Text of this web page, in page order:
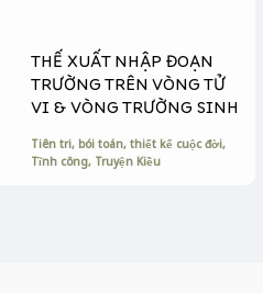
THẾ XUẤT NHẬP ĐOẠN
TRƯỜNG TRÊN VÒNG TỬ
VI & VÒNG TRƯỜNG SINH
Tiên tri, bói toán, thiết kế cuộc đời,
Tĩnh công, Truyện Kiều